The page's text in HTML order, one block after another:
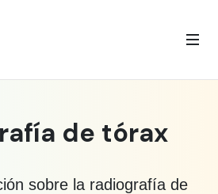
de tórax
sobre la radiografía de